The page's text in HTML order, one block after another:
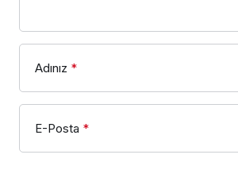
Adınız *
E-Posta *